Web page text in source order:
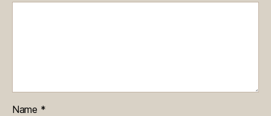
Name *